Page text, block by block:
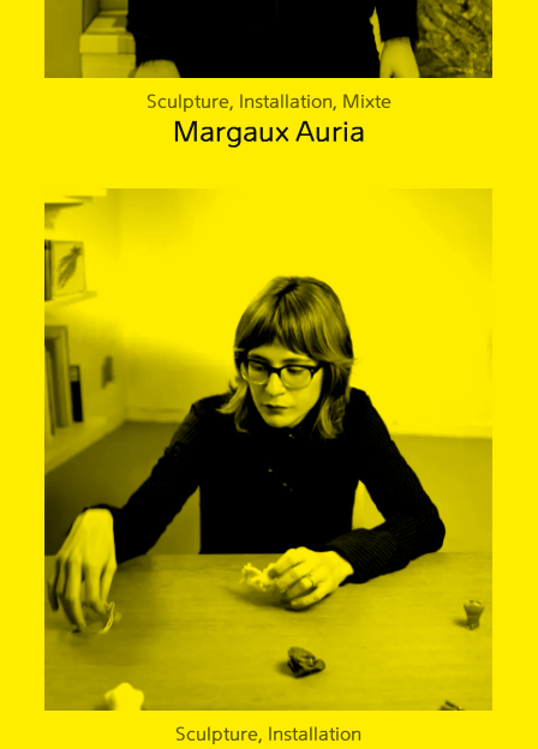
Sculpture, Installation, Mixte
Margaux Auria
Sculpture, Installation